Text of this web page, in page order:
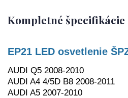
Kompletné špecifikácie
EP21 LED osvetlenie
AUDI Q5 2008-2010
AUDI A4 4/5D B8 2008-2011
AUDI A5 2007-2010